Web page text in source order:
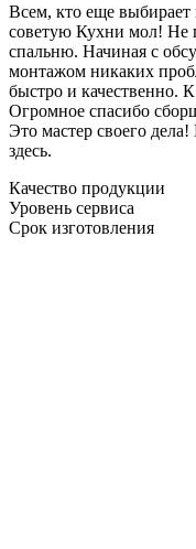
Всем, кто еще выбирает
советую Кухни мол! Не
спальню. Начиная с
монтажом никаких
быстро и качественно.
Огромное спасибо
Это мастер своего
здесь.
Качество продукции
Уровень сервиса
Срок изготовления